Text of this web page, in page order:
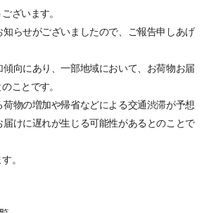
ざいます。
らせがございましたので、ご報告申しあげ
向にあり、一部地域において、お荷物お届
ことです。
物の増加や帰省などによる交通渋滞が予想
けに遅れが生じる可能性があるとのことで
。